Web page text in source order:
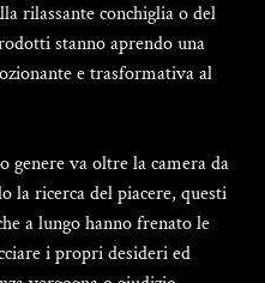
rilassante conchiglia o del
stanno aprendo una
e trasformativa al
genere va oltre la camera da
la ricerca del piacere, questi
a lungo hanno frenato le
i propri desideri ed